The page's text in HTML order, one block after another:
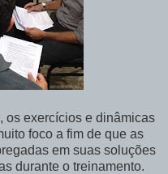
os exercícios e dinâmicas
foco a fim de que as
em suas soluções
durante o treinamento.